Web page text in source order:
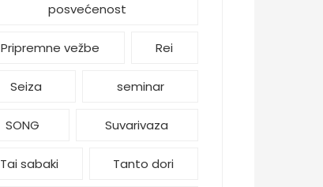
posvećenost
Pripremne vežbe Rei
Seiza seminar
SONG Suvarivaza
Tai sabaki Tanto dori